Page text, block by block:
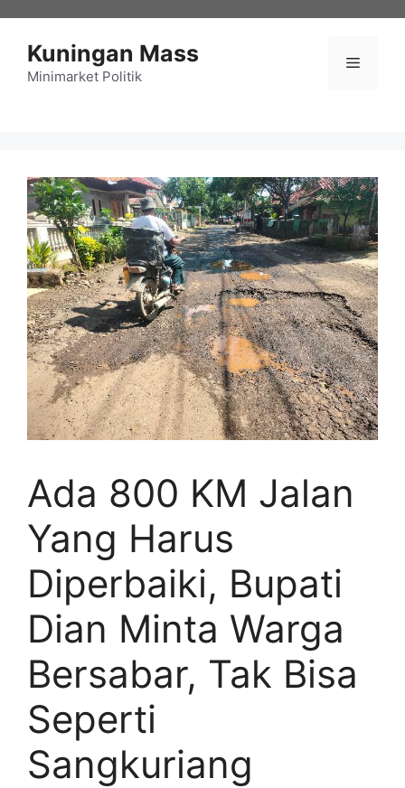
Kuningan Mass
Minimarket Politik
Menu
Ada 800 KM Jalan
Yang Harus
Diperbaiki, Bupati
Dian Minta Warga
Bersabar, Tak Bisa
Seperti
Sangkuriang